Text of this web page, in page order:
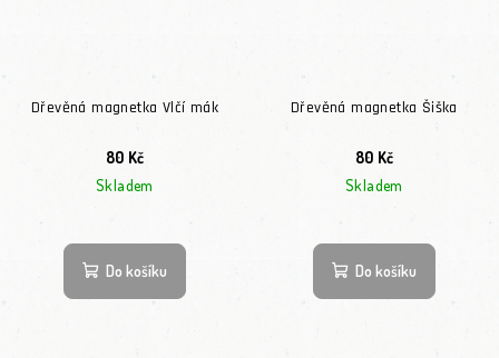
Dřevěná magnetka Vlčí mák
80 Kč
Skladem
Do košíku
Dřevěná magnetka Šiška
80 Kč
Skladem
Do košíku